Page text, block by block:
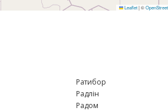
Leaflet|©
Ратибор
Радлін
Радом